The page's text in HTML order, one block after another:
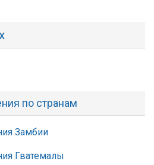
по странам
Замбии
Гватемалы